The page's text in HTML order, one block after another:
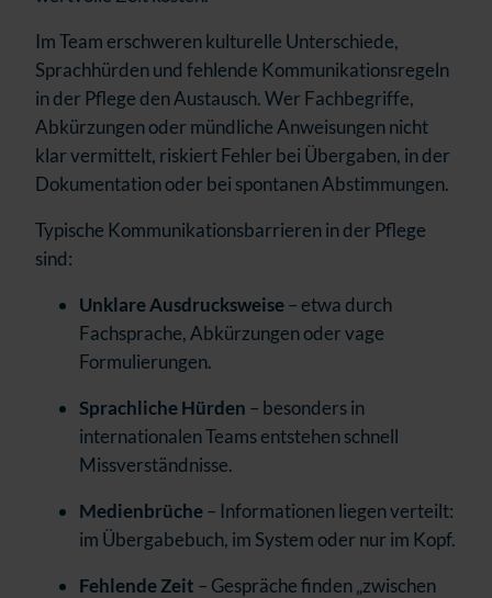
Im Team erschweren kulturelle Unterschiede,
Sprachhürden und fehlende Kommunikationsregeln
in der Pflege den Austausch. Wer Fachbegriffe,
Abkürzungen oder mündliche Anweisungen nicht
klar vermittelt, riskiert Fehler bei Übergaben, in der
Dokumentation oder bei spontanen Abstimmungen.
Typische Kommunikationsbarrieren in der Pflege
sind:
Unklare Ausdrucksweise– etwa durch
Fachsprache, Abkürzungen oder vage
Formulierungen.
Sprachliche Hürden – besonders in
internationalen Teams entstehen schnell
Missverständnisse.
Medienbrüche– Informationen liegen verteilt:
im Übergabebuch, im System oder nur im Kopf.
Fehlende Zeit – Gespräche finden „zwischen